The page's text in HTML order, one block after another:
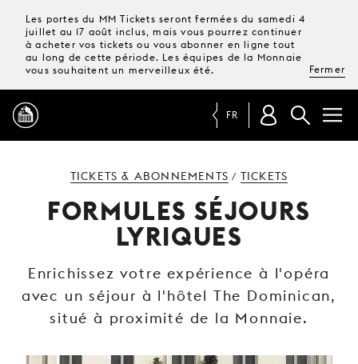
Les portes du MM Tickets seront fermées du samedi 4
juillet au 17 août inclus, mais vous pourrez continuer
à acheter vos tickets ou vous abonner en ligne tout
au long de cette période. Les équipes de la Monnaie
vous souhaitent un merveilleux été.
Fermer
MAGAZINE
TICKETS &
ABONNEMENTS
VOTRE
FR
TICKETS & ABONNEMENTS / TICKETS
FORMULES SÉJOURS
LYRIQUES
Enrichissez votre expérience à l'opéra
avec un séjour à l'hôtel The Dominican,
situé à proximité de la Monnaie.